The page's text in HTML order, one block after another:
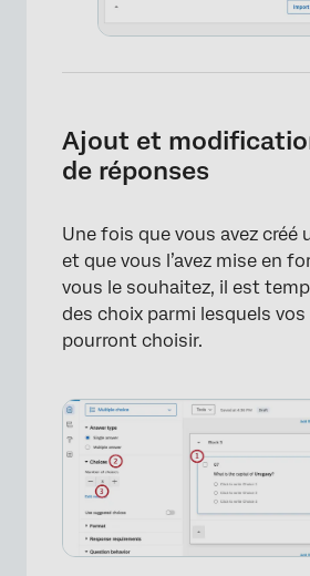
Ajout et
de réponses
Une fois que vous avez créé
et que vous l’avez mise en
vous le souhaitez, il est
des choix parmi lesquels
pourront choisir.